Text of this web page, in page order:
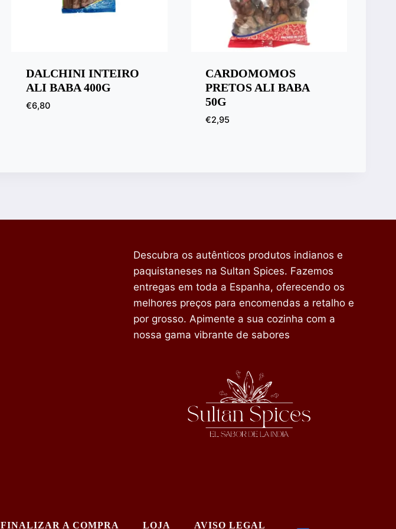
DALCHINI INTEIRO
ALI BABA 400G
€6,80
CARDOMOMOS
PRETOS ALI BABA
50G
€2,95
Descubra os autênticos produtos indianos e
paquistaneses na Sultan Spices. Fazemos
entregas em toda a Espanha, oferecendo os
melhores preços para encomendas a retalho e
por grosso. Apimente a sua cozinha com a
nossa gama vibrante de sabores
FINALIZAR A COMPRA LOJA AVISO LEGAL